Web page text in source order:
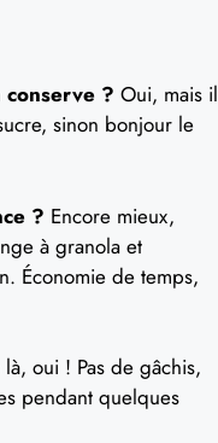
? Oui, mais il
sinon bonjour le
? Encore mieux,
à granola et
Économie de temps,
oui ! Pas de gâchis,
pendant quelques